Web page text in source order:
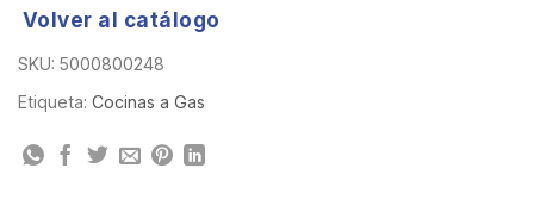
Volver al catálogo
SKU: 5000800248
Etiqueta: Cocinas a Gas